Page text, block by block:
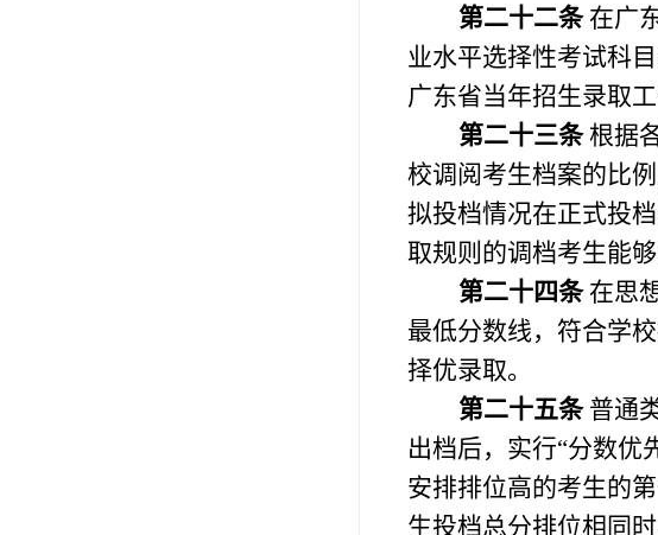
第二十二条在广
业水平选择性考试科
广东省当年招生录取工
第二十三条根据
校调阅考生档案的比
拟投档情况在正式投
取规则的调档考生能够
第二十四条在思
最低分数线，符合学
择优录取。
第二十五条普通
出档后，实行“分数优
安排排位高的考生的
生投档总分排位相同